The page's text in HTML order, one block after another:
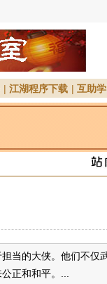
| 江湖程序下载 | 互助
当的大侠。他们不仅
正和和平。...